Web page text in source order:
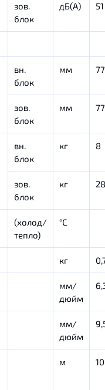
зов.
блок
дБ(А) 51
вн.
блок
мм
зов.
блок
мм
вн.
блок
кг 8
зов.
блок
кг 28
(холод/
тепло)
°С
кг
мм/
дюйм
мм/
дюйм
м 10